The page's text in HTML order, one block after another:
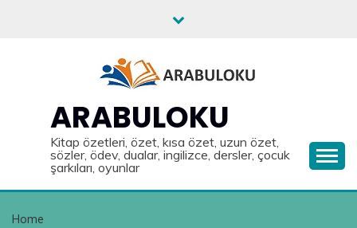
ARABULOKU
Kitap özetleri, özet, kısa özet, uzun özet,
sözler, ödev, dualar, ingilizce, dersler, çocuk
şarkıları, oyunlar
Home